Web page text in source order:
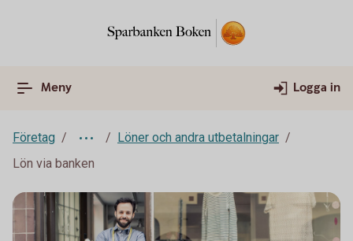
Meny Logga in
Företag
Löner och andra utbetalningar
Lön via banken